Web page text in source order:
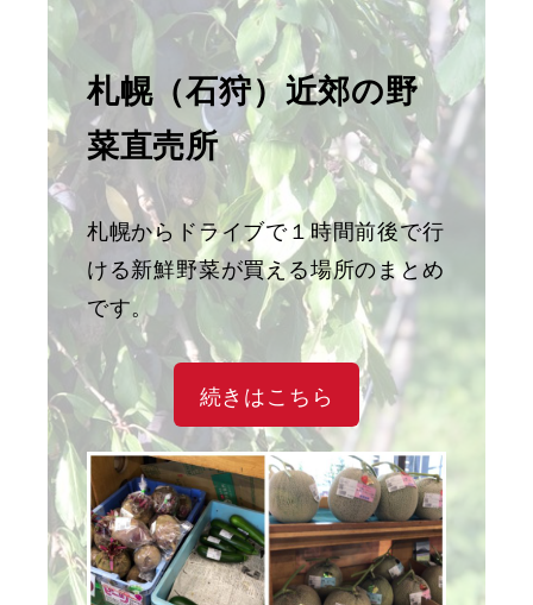
札幌（石狩）近郊の野
菜直売所
札幌からドライブで１時間前後で行
ける新鮮野菜が買える場所のまとめ
です。
続きはこちら